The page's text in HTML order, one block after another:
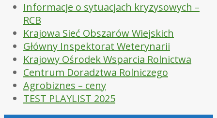
Informacje o sytuacjach kryzysowych –
RCB
Krajowa Sieć Obszarów Wiejskich
Główny Inspektorat Weterynarii
Krajowy Ośrodek Wsparcia Rolnictwa
Centrum Doradztwa Rolniczego
Agrobiznes – ceny
TEST PLAYLIST 2025